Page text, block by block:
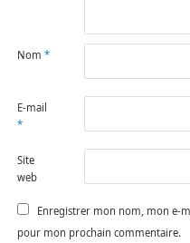
Nom *
E-mail
*
Site
web
Enregistrer mon nom, mon e-
pour mon prochain commentaire.